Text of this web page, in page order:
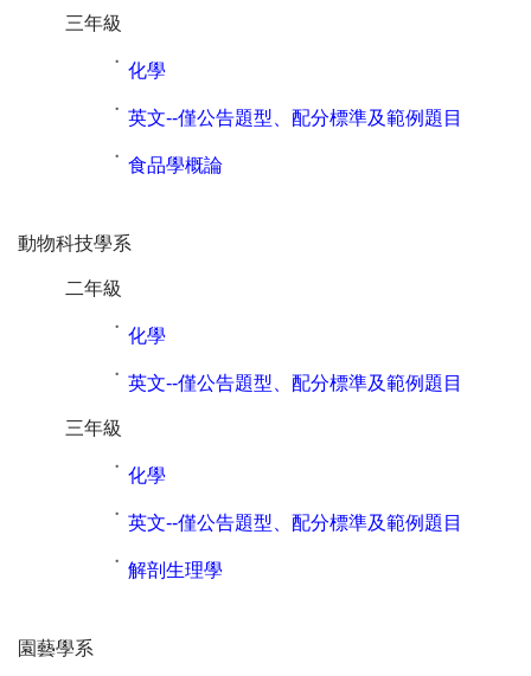
三年級
˙ 化學
˙ 英文--僅公告題型、配分標準及範例題目
˙ 食品學概論
動物科技學系
二年級
˙ 化學
˙ 英文--僅公告題型、配分標準及範例題目
三年級
˙ 化學
˙ 英文--僅公告題型、配分標準及範例題目
˙ 解剖生理學
園藝學系